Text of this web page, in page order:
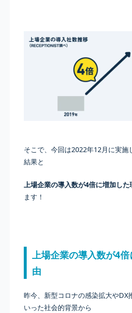
そこで、今回は2022年12月に実施
結果と
上場企業の導入数が4倍に増加し
ます！
上場企業の導入数が4
由
昨今、新型コロナの感染拡大やDX
いった社会的背景から